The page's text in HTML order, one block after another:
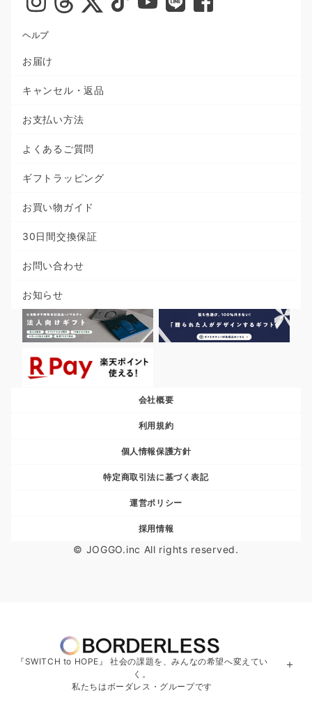
ヘルプ
お届け
キャンセル・返品
お支払い方法
よくあるご質問
ギフトラッピング
お買い物ガイド
30日間交換保証
お問い合わせ
お知らせ
会社概要
利用規約
個人情報保護方針
特定商取引法に基づく表記
運営ポリシー
採用情報
© JOGGO.inc All rights reserved.
『SWITCH to HOPE』 社会の課題を、みんなの希望へ変えてい
く。
私たちはボーダレス・グループです
＋